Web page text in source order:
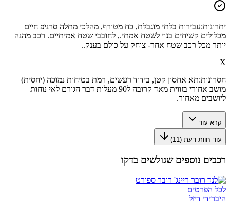
יתרונות:עבירות בלתי מוגבלת, כח מטורף, מהלכי מתלה סרניפ חיים
מכלולים קשיחים בנוי לשטח אמתי., לחובבי שטח אמיתיים. רכב מהנה
יותר מכל רכב שטח אחר- צוחק על כולם בענק..
X
חסרונות:תא אחסון קטן, בידוד רעשים, רמת בטיחות נמוכה (יחסית)
מושב אחורי בזווית מאד קרובה ל90 מעלות דבר הגורם לאי נוחות
ליושבים מאחור.
קרא עוד
עוד חוות דעת (11
)
רכבים נוספים שגולשים בדקו
לכל הפרטים
היברידי דיזל